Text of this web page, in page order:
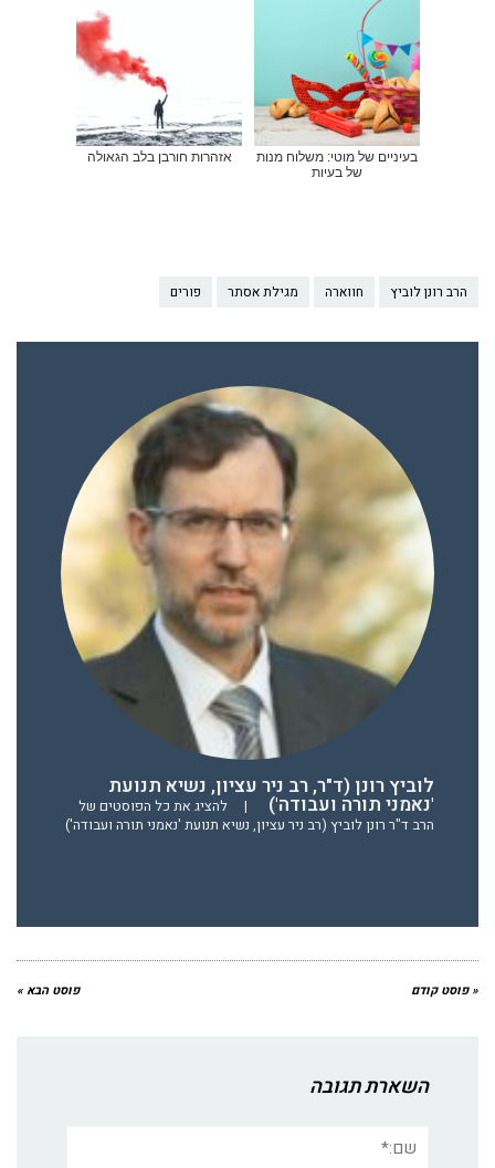
בעיניים של מוטי: משלוח מנות
של בעיות
אזהרות חורבן בלב הגאולה
הרב רונן לוביץ חווארה מגילת אסתר פורים
לוביץ רונן (ד"ר, רב ניר עציון, נשיא תנועת
'נאמני תורה ועבודה') |
להציג את כל הפוסטים של
הרב ד"ר רונן לוביץ (רב ניר עציון, נשיא תנועת 'נאמני תורה ועבודה')
« פוסט קודם פוסט הבא »
השארת תגובה